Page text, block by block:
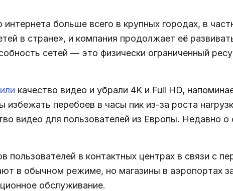
больше всего в крупных городах, в
в стране», и компания продолжает её
сетей — это физически ограниченный
качество видео и убрали 4K и Full HD,
перебоев в часы пик из-за роста
видео для пользователей из Европы. Недавно о
в контактных центрах в связи с
в обычном режиме, но магазины в аэропортах
обслуживание.